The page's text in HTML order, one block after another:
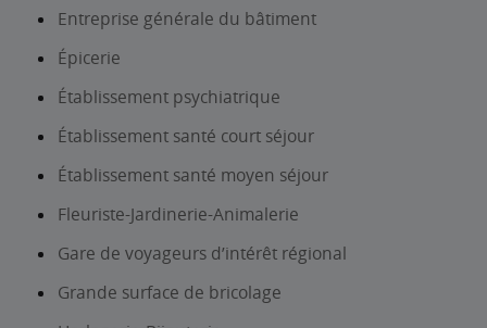
Entreprise générale du bâtiment
Épicerie
Établissement psychiatrique
Établissement santé court séjour
Établissement santé moyen séjour
Fleuriste-Jardinerie-Animalerie
Gare de voyageurs d’intérêt régional
Grande surface de bricolage